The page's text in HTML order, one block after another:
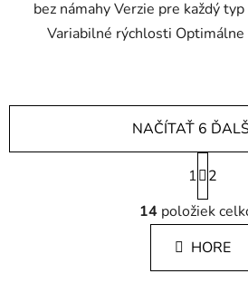
bez námahy Verzie pre každý
Variabilné rýchlosti
O
v
l
á
d
NAČÍTAŤ 6
S
t
r
á
n
k
1
2
14 položiek
HORE